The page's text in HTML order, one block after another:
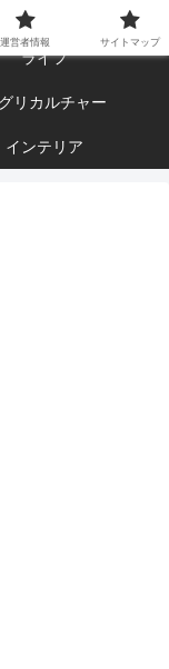
フ
ライフ
リカルチャー
インテリア
運営者情報 サイトマップ